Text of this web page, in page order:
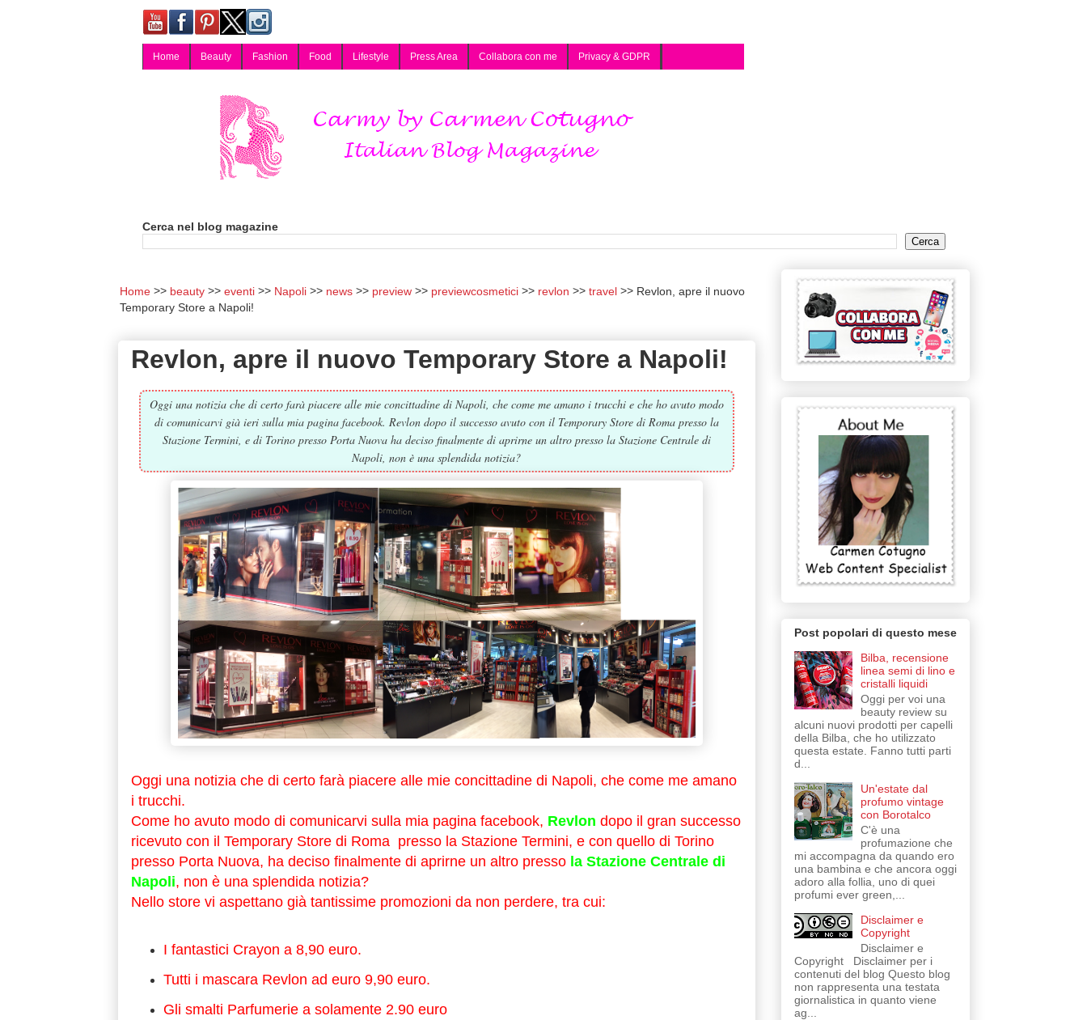
Home Beauty Fashion Food Lifestyle Press Area Collabora con me Privacy & GDPR
Cerca nel blog magazine
Home beauty eventi Napoli news preview previewcosmetici revlon travel
Revlon, apre il nuovo
Temporary Store a Napoli!
Revlon, apre il nuovo Temporary Store a Napoli!
Oggi una notizia che di certo farà piacere alle mie concittadine di Napoli, che come me amano i trucchi e che ho avuto modo
di comunicarvi già ieri sulla mia pagina facebook. Revlon dopo il successo avuto con il Temporary Store di Roma presso la
Stazione Termini, e di Torino presso Porta Nuova ha deciso finalmente di aprirne un altro presso la Stazione Centrale di
Napoli, non è una splendida notizia?
Oggi una notizia che di certo farà piacere alle mie concittadine di Napoli, che come me amano
i trucchi.
Come ho avuto modo di comunicarvi sulla mia pagina facebook, Revlon dopo il gran successo
ricevuto con il Temporary Store di Roma presso la Stazione Termini, e con quello di Torino
presso Porta Nuova, ha deciso finalmente di aprirne un altro presso la Stazione Centrale di
Napoli, non è una splendida notizia?
Nello store vi aspettano già tantissime promozioni da non perdere, tra cui:
I fantastici Crayon a 8,90 euro.
Tutti i mascara Revlon ad euro 9,90 euro.
Gli smalti Parfumerie a solamente 2.90 euro
Post popolari di questo mese
Bilba, recensione
linea semi di lino e
cristalli liquidi
Oggi per voi una
beauty review su
alcuni nuovi prodotti per capelli
della Bilba, che ho utilizzato
questa estate. Fanno tutti parti
d...
Un'estate dal
profumo vintage
con Borotalco
C'è una
profumazione che
mi accompagna da quando ero
una bambina e che ancora oggi
adoro alla follia, uno di quei
profumi ever green,...
Disclaimer e
Copyright
Disclaimer e
Copyright Disclaimer per i
contenuti del blog Questo blog
non rappresenta una testata
giornalistica in quanto viene
ag...